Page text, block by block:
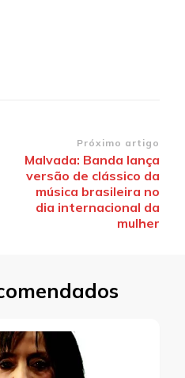
Próximo artigo
Malvada: Banda lança
versão de clássico da
música brasileira no
dia internacional da
mulher